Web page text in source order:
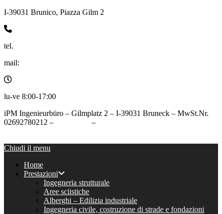
I-39031 Brunico, Piazza Gilm 2
tel.
mail:
lu-ve 8:00-17:00
iPM Ingenieurbüro – Gilmplatz 2 – I-39031 Bruneck – MwSt.Nr.
02692780212 –
–
Chiudi il menu
Home
Prestazioni
Ingegneria strutturale
Aree sciistiche
Alberghi – Edilizia industriale
Ingegneria civile, costruzione di strade e fondazioni